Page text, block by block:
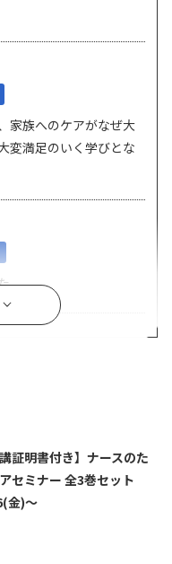
家族へのケアがなぜ大
変満足のいく学びとな
した。緩和的鎮静の目
を最小限に、送れるよ
ざいました。
講証明書付き】ナースのた
セミナー 全3巻セット
金)～